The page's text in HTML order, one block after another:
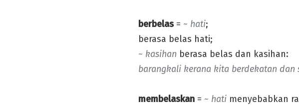
berbelas= ~ hati;
berasa belas hati;
~ kasihan berasa belas dan kasihan:
barangkali kerana kita berdekatan dan
membelaskan = ~ hati menyebabkan